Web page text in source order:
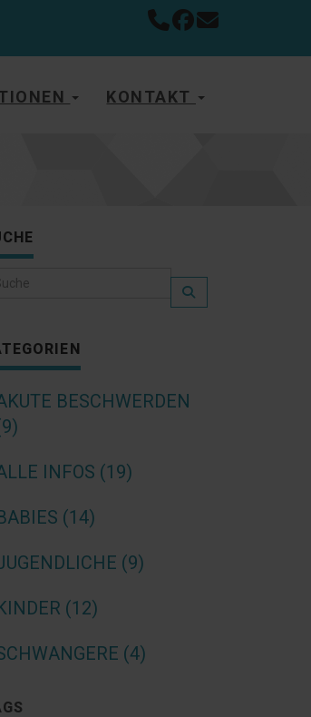
KONTAKT
BESCHWERDEN
INFOS (19)
(14)
(9)
(12)
(4)